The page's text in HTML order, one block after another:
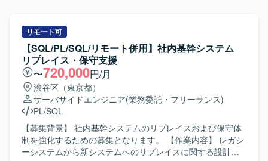
リモート可
【SQL/PL/SQL/リモート併用】社内基幹システム
リプレイス・保守支援
〜720,000円/月
渋谷区（東京都）
サーバサイドエンジニア(業務委託・フリーランス)
PL/SQL
【募集背景】 社内基幹システムのリプレイスおよび保守体
制を強化するための募集となります。 【作業内容】 レガシ
ーシステムから新システムへのリプレイスに関する設計・